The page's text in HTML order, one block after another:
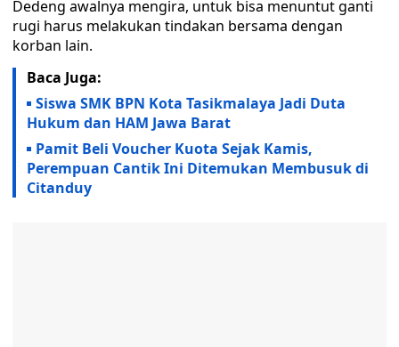
Dedeng awalnya mengira, untuk bisa menuntut ganti
rugi harus melakukan tindakan bersama dengan
korban lain.
Baca Juga:
Siswa SMK BPN Kota Tasikmalaya Jadi Duta
Hukum dan HAM Jawa Barat
Pamit Beli Voucher Kuota Sejak Kamis,
Perempuan Cantik Ini Ditemukan Membusuk di
Citanduy